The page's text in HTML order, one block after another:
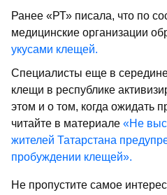
Ранее «РТ» писала, что по
медицинские организации
укусами клещей.
Специалисты еще в
клещи в республике
этом и о том, когда ожидать
читайте в материале «Не
жителей Татарстана
пробуждении клещей».
Не пропустите самое